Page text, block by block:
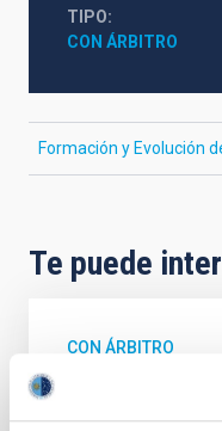
TIPO
CON ÁRBITRO
Formación y Evolución
Te puede
CON ÁRBITRO
Magnetic Field
Cores in the